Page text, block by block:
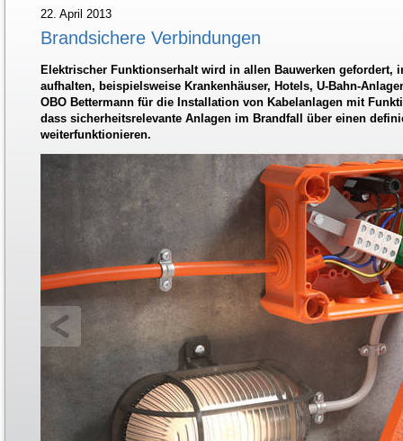
22. April 2013
Brandsichere Verbindungen
Elektrischer Funktionserhalt wird in allen Bauwerken gefordert,
aufhalten, beispielsweise Krankenhäuser, Hotels, U-Bahn-
OBO Bettermann für die Installation von Kabelanlagen mit
dass sicherheitsrelevante Anlagen im Brandfall über einen
weiterfunktionieren.